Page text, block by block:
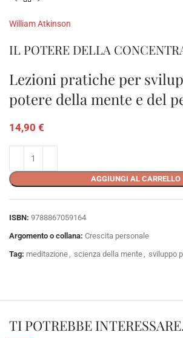
William Atkinson
IL POTERE DELLA
Lezioni pratiche per
potere della mente e del
14,90 €
AGGIUNGI AL CARRELLO
ISBN: 9788867059164
Argomento o collana: Crescita personale
Tag: meditazione scienza della mente sviluppo
TI POTREBBE